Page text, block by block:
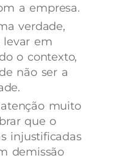
a empresa.
verdade,
levar em
o contexto,
não ser a
muito
que o
injustificadas
demissão